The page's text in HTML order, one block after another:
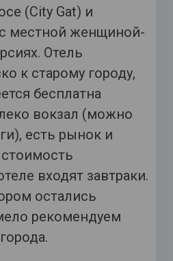
(City Gat) и
местной женщиной-
Отель
к старому городу,
бесплатна
вокзал (можно
есть рынок и
входят завтраки.
остались
рекомендуем